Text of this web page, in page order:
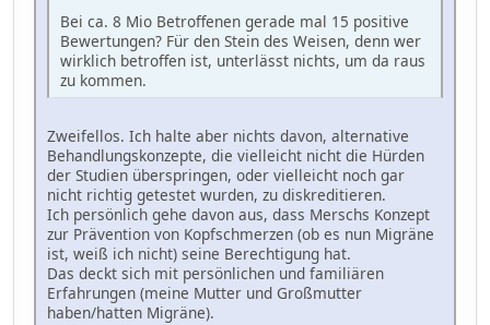
Bei ca. 8 Mio Betroffenen gerade mal 15 positive
Bewertungen? Für den Stein des Weisen, denn wer
wirklich betroffen ist, unterlässt nichts, um da raus
zu kommen.
Zweifellos. Ich halte aber nichts davon, alternative
Behandlungskonzepte, die vielleicht nicht die Hürden
der Studien überspringen, oder vielleicht noch gar
nicht richtig getestet wurden, zu diskreditieren.
Ich persönlich gehe davon aus, dass Merschs Konzept
zur Prävention von Kopfschmerzen (ob es nun Migräne
ist, weiß ich nicht) seine Berechtigung hat.
Das deckt sich mit persönlichen und familiären
Erfahrungen (meine Mutter und Großmutter
haben/hatten Migräne).